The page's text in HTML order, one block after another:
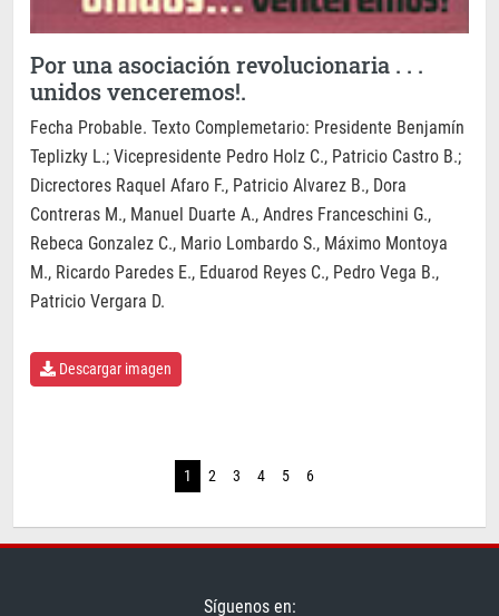
Por una asociación revolucionaria . . .
unidos venceremos!.
Fecha Probable. Texto Complemetario: Presidente Benjamín
Teplizky L.; Vicepresidente Pedro Holz C., Patricio Castro B.;
Dicrectores Raquel Afaro F., Patricio Alvarez B., Dora
Contreras M., Manuel Duarte A., Andres Franceschini G.,
Rebeca Gonzalez C., Mario Lombardo S., Máximo Montoya
M., Ricardo Paredes E., Eduarod Reyes C., Pedro Vega B.,
Patricio Vergara D.
Descargar imagen
1 2 3 4 5 6
Síguenos en: